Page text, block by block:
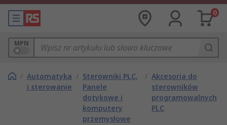
0
MPN
/ Automatyka
i sterowanie
/ Sterowniki PLC,
Panele
dotykowe i
komputery
przemysłowe
/ Akcesoria do
sterowników
programowalnych
PLC